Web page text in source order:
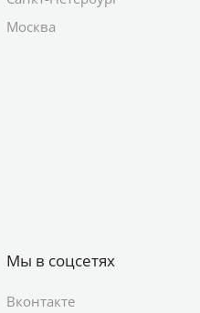
Москва
Мы в соцсетях
Вконтакте